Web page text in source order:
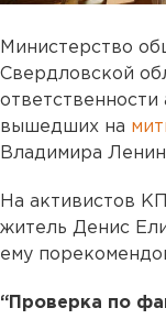
Министерство
Свердловской
ответственности
вышедших на
Владимира
На активистов
житель Денис
ему
“Проверка по